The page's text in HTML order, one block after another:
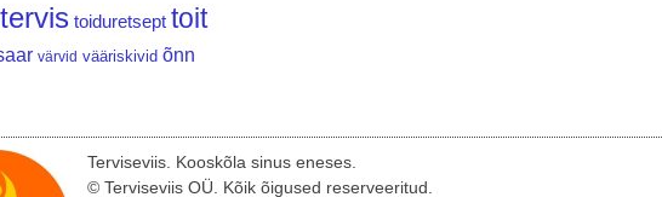
tervis toiduretsept toit
värvid vääriskivid õnn
Terviseviis. Kooskõla sinus eneses.
© Terviseviis OÜ. Kõik õigused reserveeritud.